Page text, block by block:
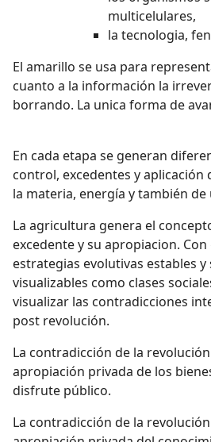
multicelulares,
la tecnologia,
El amarillo se usa para
cuanto a la información la
borrando. La unica forma de
En cada etapa se generan
control, excedentes y aplicación
la materia, energía y también
La agricultura genera el
excedente y su apropiacion.
estrategias evolutivas estables y
visualizables como clases
visualizar las contradicciones
post revolución.
La contradicción de la
apropiación privada de los
disfrute público.
La contradicción de la